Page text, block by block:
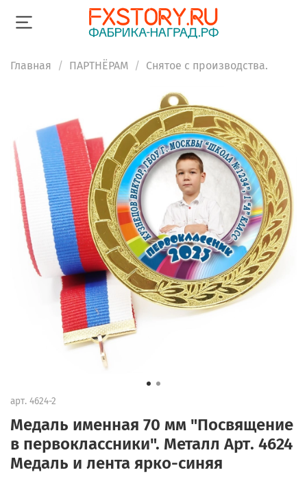
Главная ПАРТНЁРАМ Снятое с производства.
арт. 4624-2
Медаль именная 70 мм "Посвящение
в первоклассники". Металл Арт. 4624
Медаль и лента ярко-синяя